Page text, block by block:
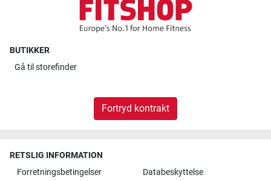
BUTIKKER
Gå til storefinder
Fortryd kontrakt
RETSLIG INFORMATION
Forretningsbetingelser
Databeskyttelse